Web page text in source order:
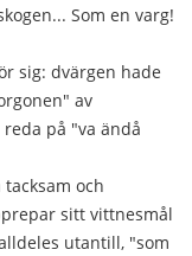
Som en varg!
sig: dvärgen hade
av
på "va ändå
och
sitt vittnesmål
utantill, "som